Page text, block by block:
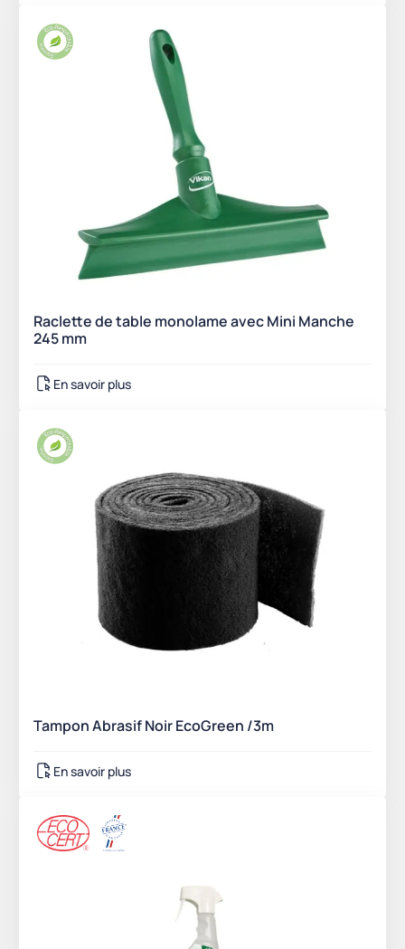
Raclette de table monolame avec Mini Manche
245 mm
En savoir plus
Tampon Abrasif Noir EcoGreen /3m
En savoir plus